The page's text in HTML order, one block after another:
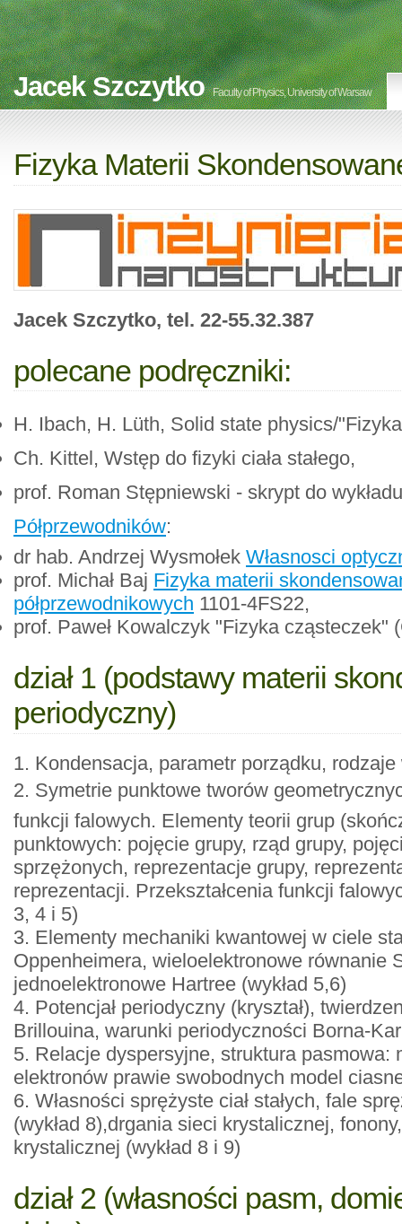
Jacek Szczytko Faculty of Physics, University of Warsaw
Fizyka Materii
Jacek Szczytko, tel. 22-55.32.387
polecane podręczniki:
H. Ibach, H. Lüth, Solid state physics/
Ch. Kittel, Wstęp do fizyki ciała stałego,
prof. Roman Stępniewski - skrypt do wykładu
Półprzewodników:
dr hab. Andrzej Wysmołek Własnosci
prof. Michał Baj Fizyka materii
półprzewodnikowych 1101-4FS22,
prof. Paweł Kowalczyk "Fizyka cząsteczek"
dział 1 (podstawy materii
periodyczny)
1. Kondensacja, parametr porządku, rodzaje
2. Symetrie punktowe tworów
funkcji falowych. Elementy teorii grup
punktowych: pojęcie grupy, rząd grupy,
sprzężonych, reprezentacje grupy,
reprezentacji. Przekształcenia funkcji
3, 4 i 5)
3. Elementy mechaniki kwantowej w ciele
Oppenheimera, wieloelektronowe równanie
jednoelektronowe Hartree (wykład 5,6)
4. Potencjał periodyczny (kryształ),
Brillouina, warunki periodyczności Borna-
5. Relacje dyspersyjne, struktura pasmowa:
elektronów prawie swobodnych model
6. Własności sprężyste ciał stałych, fale
(wykład 8),drgania sieci krystalicznej,
krystalicznej (wykład 8 i 9)
dział 2 (własności pasm,